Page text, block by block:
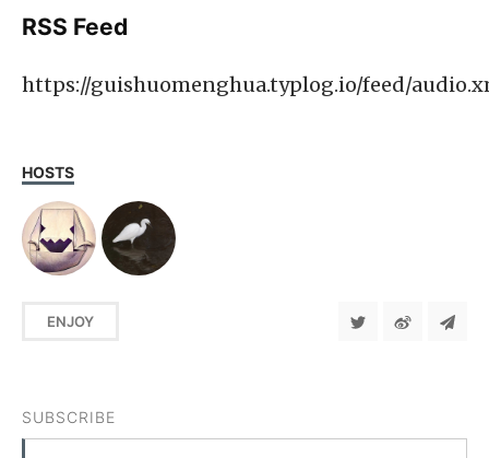
RSS Feed
https://guishuomenghua.typlog.io/feed/
HOSTS
ENJOY
SUBSCRIBE